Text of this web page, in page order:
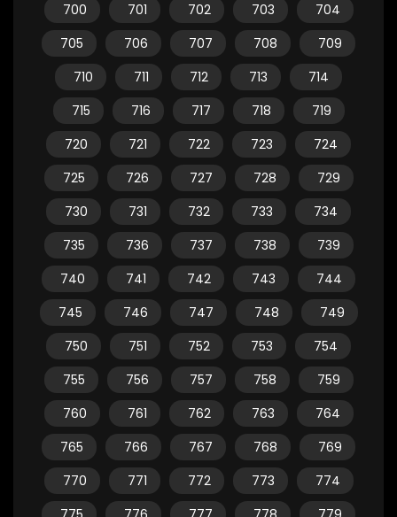
700
701 702 703
704
705
706 707 708
709
710
711 712 713
714
715
716 717 718
719
720
721 722 723
724
725
726 727 728
729
730
731 732 733
734
735
736 737 738
739
740
741 742 743
744
745
746 747 748
749
750
751 752 753
754
755
756 757 758
759
760
761 762 763
764
765
766 767 768
769
770
771 772 773
774